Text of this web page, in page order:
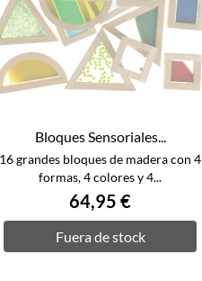
Bloques Sensoriales...
16 grandes bloques de madera con 4
formas, 4 colores y 4...
64,95 €
Fuera de stock